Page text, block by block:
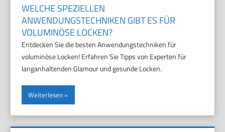
WELCHE SPEZIELLEN
ANWENDUNGSTECHNIKEN GIBT ES FÜR
VOLUMINÖSE LOCKEN?
Entdecken Sie die besten Anwendungstechniken für
voluminöse Locken! Erfahren Sie Tipps von Experten für
langanhaltenden Glamour und gesunde Locken.
Weiterlesen